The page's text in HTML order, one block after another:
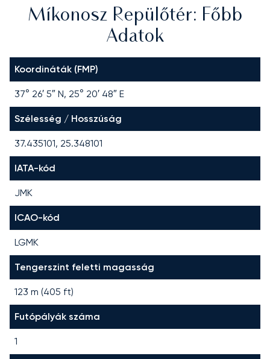
Míkonosz Repülőtér: Főbb
Adatok
Koordináták (FMP)
37° 26′ 5″ N, 25° 20′ 48″ E
Szélesség / Hosszúság
37.435101, 25.348101
IATA-kód
JMK
ICAO-kód
LGMK
Tengerszint feletti magasság
123 m (405 ft)
Futópályák száma
1